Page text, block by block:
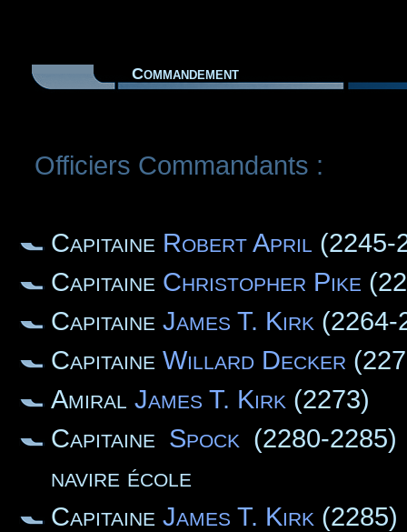
Commandement
Officiers Commandants :
Capitaine Robert April (2245-
Capitaine Christopher Pike
Capitaine James T. Kirk (2264-
Capitaine Willard Decker
Amiral James T. Kirk (2273)
Capitaine Spock (2280-
navire école
Capitaine James T. Kirk (2285)